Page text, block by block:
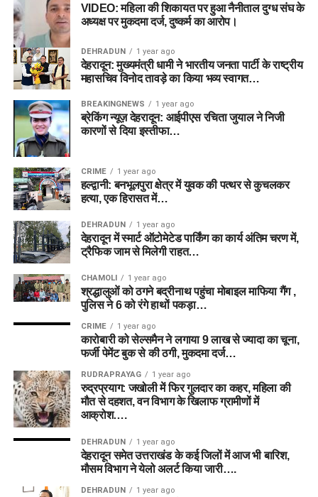
VIDEO: महिला की शिकायत पर हुआ नैनीताल दुग्ध संघ के
अध्यक्ष पर मुकदमा दर्ज, दुष्कर्म का आरोप।
DEHRADUN 1 year ago
देहरादून: मुख्यमंत्री धामी ने भारतीय जनता पार्टी के राष्ट्रीय
महासचिव विनोद तावड़े का किया भव्य स्वागत…
BREAKINGNEWS 1 year ago
ब्रेकिंग न्यूज़ देहरादून: आईपीएस रचिता जुयाल ने निजी
कारणों से दिया इस्तीफा…
CRIME 1 year ago
हल्द्वानी: बनभूलपुरा क्षेत्र में युवक की पत्थर से कुचलकर
हत्या, एक हिरासत में…
DEHRADUN 1 year ago
देहरादून में स्मार्ट ऑटोमेटेड पार्किंग का कार्य अंतिम चरण में,
ट्रैफिक जाम से मिलेगी राहत…
CHAMOLI 1 year ago
श्रद्धालुओं को ठगने बद्रीनाथ पहुंचा मोबाइल माफिया गैंग ,
पुलिस ने 6 को रंगे हाथों पकड़ा…
CRIME 1 year ago
कारोबारी को सेल्समैन ने लगाया 9 लाख से ज्यादा का चूना,
फर्जी पेमेंट बुक से की ठगी, मुकदमा दर्ज…
RUDRAPRAYAG 1 year ago
रुद्रप्रयाग: जखोली में फिर गुलदार का कहर, महिला की
मौत से दहशत, वन विभाग के खिलाफ ग्रामीणों में
आक्रोश….
DEHRADUN 1 year ago
देहरादून समेत उत्तराखंड के कई जिलों में आज भी बारिश,
मौसम विभाग ने येलो अलर्ट किया जारी….
DEHRADUN 1 year ago